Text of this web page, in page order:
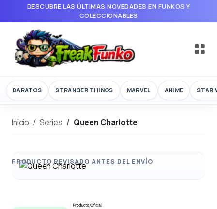
DESCUBRE LAS ÚLTIMAS NOVEDADES EN FUNKOS Y
COLECCIONABLES
BARATOS STRANGER THINGS MARVEL ANIME STAR
Inicio Series Queen Charlotte